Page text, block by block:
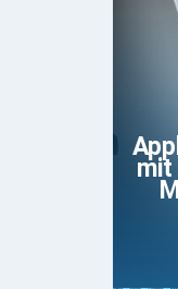
mit